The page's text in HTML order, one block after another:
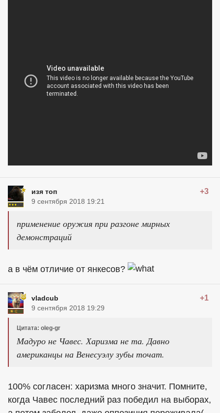
изя топ +3
9 сентября 2018 19:21
применение оружия при разгоне мирных
демонстраций
а в чём отличие от янкесов?
vladcub +1
9 сентября 2018 19:29
Цитата: oleg-gr
Мадуро не Чавес. Харизма не та. Давно
американцы на Венесуэлу зубы точат.
100% согласен: харизма много значит. Помните,
когда Чавес последний раз победил на выборах,